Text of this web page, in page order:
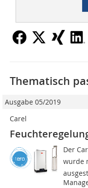
Thematisch
Ausgabe 05/2019
Carel
Der
wurde